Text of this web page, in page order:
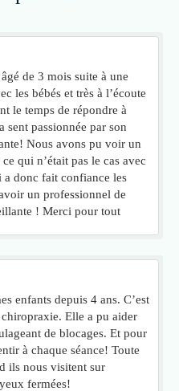
de 3 mois suite à une
les bébés et très à l’écoute
le temps de répondre à
sent passionnée par son
Nous avons pu voir un
qui n’était pas le cas avec
a donc fait confiance les
un professionnel de
! Merci pour tout
enfants depuis 4 ans. C’est
Elle a pu aider
de blocages. Et pour
à chaque séance! Toute
ils nous visitent sur
fermées!